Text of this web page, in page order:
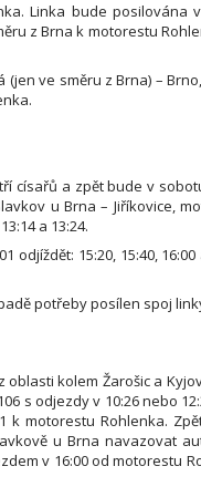
Linka bude
z Brna k motorestu
ve směru z Brna) –
a zpět bude v
u Brna – Jiříkovice,
a 13:24.
15:20, 15:40,
potřeby posílen spoj
kolem Žarošic a
s odjezdy v 10:26 nebo
motorestu Rohlenka.
u Brna navazovat
v 16:00 od motorestu